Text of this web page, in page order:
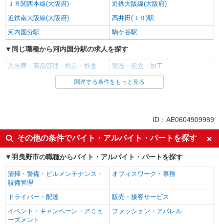
ＪＲ関西本線(大阪府)
近鉄大阪線(大阪府)
近鉄南大阪線(大阪府)
高井田(ＪＲ)駅
河内国分駅
駒ケ谷駅
同じ職種から河内国分駅の求人を探す
入出庫・商品管理・検品・検査 製造・組立・加工
同じ雇用形態から河内国分駅の求人を探す
入社日応相談
即日勤務OK
職場見学OKまたは説明会あり
未経験歓迎
経験者・有資格者歓迎
新卒・第二新卒歓迎
主婦・主夫歓迎
フリーター歓迎
学歴不問
ブランクOK
ミドル（40代～）活躍中
エルダー（50代～）活躍中
高収入・高額
関連する条件をもっと見る
ID：AE0604909989
その他の条件でバイト・アルバイト・パートを探す
羽曳野市の職種からバイト・アルバイト・パートを探す
清掃・警備・ビルメンテナンス・
設備管理
オフィスワーク・事務
ドライバー・配達
販売・接客サービス
イベント・キャンペーン・アミュ
ーズメント
ファッション・アパレル